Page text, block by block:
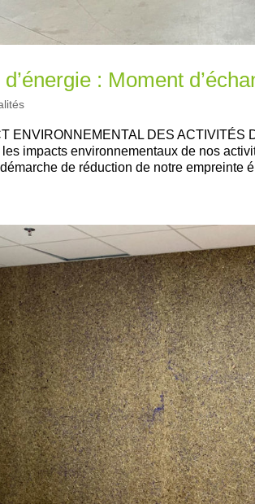
: Moment
ENVIRONNEMENTAL DES
impacts environnementaux de nos
de réduction de notre empreinte